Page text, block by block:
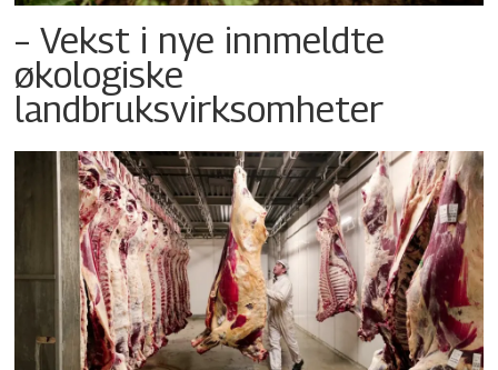
– Vekst i nye innmeldte
økologiske
landbruksvirksomheter